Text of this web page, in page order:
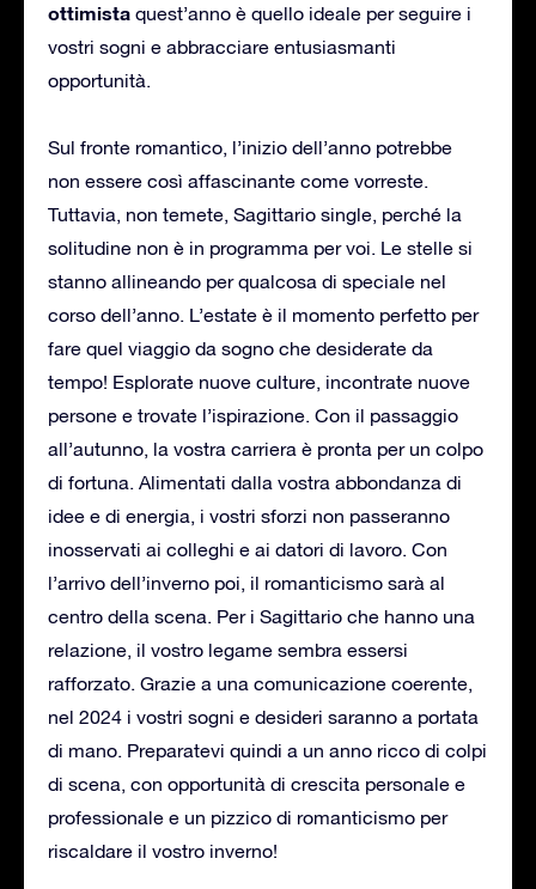
ottimista quest’anno è quello ideale per seguire i
vostri sogni e abbracciare entusiasmanti
opportunità.
Sul fronte romantico, l’inizio dell’anno potrebbe
non essere così affascinante come vorreste.
Tuttavia, non temete, Sagittario single, perché la
solitudine non è in programma per voi. Le stelle si
stanno allineando per qualcosa di speciale nel
corso dell’anno. L’estate è il momento perfetto per
fare quel viaggio da sogno che desiderate da
tempo! Esplorate nuove culture, incontrate nuove
persone e trovate l’ispirazione. Con il passaggio
all’autunno, la vostra carriera è pronta per un colpo
di fortuna. Alimentati dalla vostra abbondanza di
idee e di energia, i vostri sforzi non passeranno
inosservati ai colleghi e ai datori di lavoro. Con
l’arrivo dell’inverno poi, il romanticismo sarà al
centro della scena. Per i Sagittario che hanno una
relazione, il vostro legame sembra essersi
rafforzato. Grazie a una comunicazione coerente,
nel 2024 i vostri sogni e desideri saranno a portata
di mano. Preparatevi quindi a un anno ricco di colpi
di scena, con opportunità di crescita personale e
professionale e un pizzico di romanticismo per
riscaldare il vostro inverno!